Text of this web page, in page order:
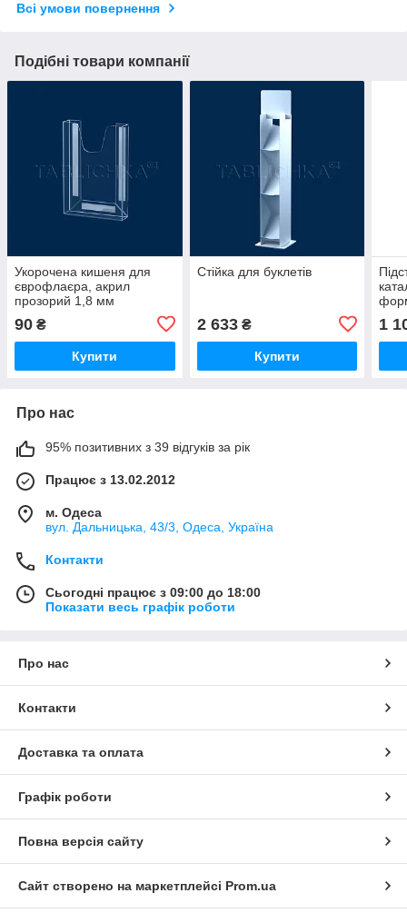
Всі умови повернення
Подібні товари компанії
Укорочена кишеня для
єврофлаєра, акрил
прозорий 1,8 мм
90 ₴
Купити
Стійка для буклетів
2 633₴
Купити
1
Про нас
95% позитивних з 39 відгуків за рік
Працює з 13.02.2012
м. Одеса
вул. Дальницька, 43/3, Одеса, Україна
Контакти
Сьогодні працює з 09:00 до 18:00
Показати весь графік роботи
Про нас
Контакти
Доставка та оплата
Графік роботи
Повна версія сайту
Сайт створено на маркетплейсі Prom.ua